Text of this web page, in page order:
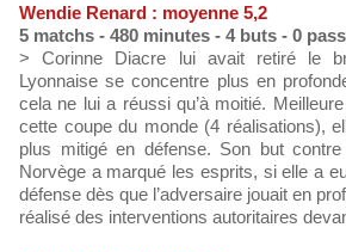
Wendie Renard : moyenne 5,2
5 matchs - 480 minutes - 4 buts - 0
> Corinne Diacre lui avait retiré le
Lyonnaise se concentre plus en
cela ne lui a réussi qu’à moitié.
cette coupe du monde (4 réalisations),
plus mitigé en défense. Son but
Norvège a marqué les esprits, si elle a
défense dès que l’adversaire jouait en
réalisé des interventions autoritaires